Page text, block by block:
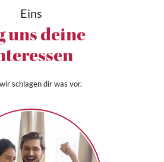
Eins
uns deine
schlagen dir was vor.